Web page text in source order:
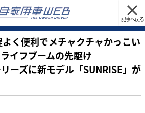
記事へ戻る
く便利でメチャクチャかっこい
イフブームの先駆け
リーズに新モデル「SUNRISE」が